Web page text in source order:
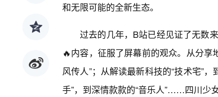
和无限可能的全新生态。
过去的几年，B站已经见证了无数
🔥内容，征服了屏幕前的观众。从分享
风传人”；从解读最新科技的“技术宅”
手”，到深情款款的“音乐人”……四川少